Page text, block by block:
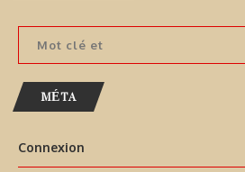
MÉTA
Connexion